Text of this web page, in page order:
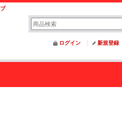
ログイン 新規登録